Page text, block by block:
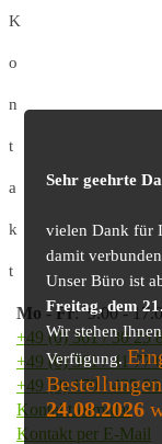
K
o
n
t
a
k
t
Mo -Fr: 9.00 -
+49 (0) 361 / 30 25
+49 (0) 361 / 41 77
+49 (0) 179 / 425
Kontaktformular
Kontakt per E-Mail
Sehr geehrte
vielen Dank für
damit
Unser Büro ist
Freitag, dem
Wir stehen
Verfügung.
24.08.2026